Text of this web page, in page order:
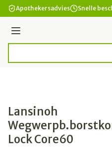
Ga naar de inhoud
Apothekersadvies Snelle
Menu
Lansinoh
Lock Core60